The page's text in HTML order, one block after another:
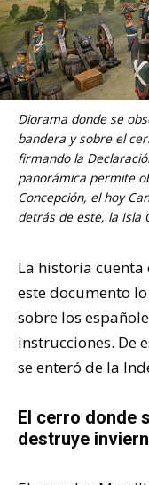
Diorama donde se
bandera y sobre el
firmando la
panorámica permite
Concepción, el hoy
detrás de este, la Isla
La historia cuenta
este documento
sobre los
instrucciones. De
se enteró de la
El cerro donde
destruye